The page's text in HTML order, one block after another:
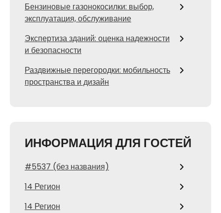
Бензиновые газонокосилки: выбор,
эксплуатация, обслуживание
Экспертиза зданий: оценка надежности
и безопасности
Раздвижные перегородки: мобильность
пространства и дизайн
ИНФОРМАЦИЯ ДЛЯ ГОСТЕЙ
#5537 (без названия)
14 Регион
14 Регион